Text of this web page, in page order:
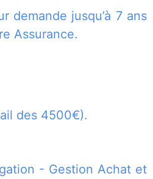
demande jusqu’à 7 ans
Assurance.
des 4500€).
- Gestion Achat et